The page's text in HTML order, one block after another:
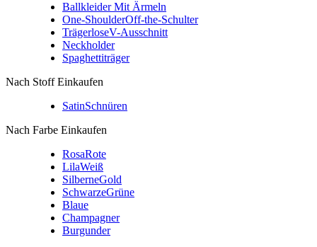
Ballkleider Mit Ärmeln
One-ShoulderOff-the-Schulter
TrägerloseV-Ausschnitt
Neckholder
Spaghettiträger
Nach Stoff Einkaufen
SatinSchnüren
Nach Farbe Einkaufen
RosaRote
LilaWeiß
SilberneGold
SchwarzeGrüne
Blaue
Champagner
Burgunder